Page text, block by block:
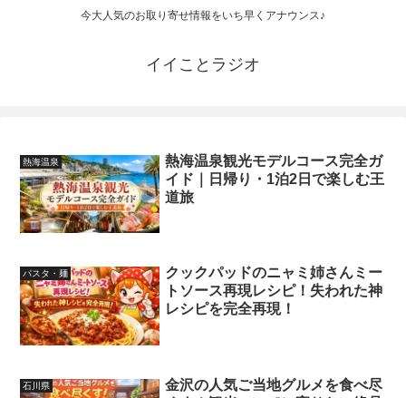
今大人気のお取り寄せ情報をいち早くアナウンス♪
イイことラジオ
熱海温泉
熱海温泉観光モデルコース完全ガ
イド｜日帰り・1泊2日で楽しむ王
道旅
パスタ・麺
クックパッドのニャミ姉さんミー
トソース再現レシピ！失われた神
レシピを完全再現！
石川県
金沢の人気ご当地グルメを食べ尽